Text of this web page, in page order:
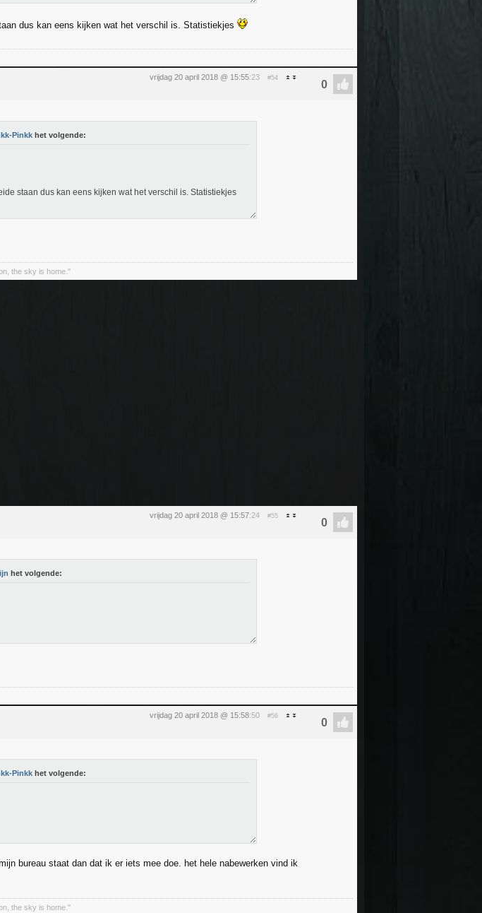
dus kan eens kijken wat het verschil is. Statistiekjes
vrijdag 20 april 2018 @ 15:55:23 #54
Pinkk het volgende:
staan dus kan eens kijken wat het verschil is. Statistiekjes
the sky is home."
vrijdag 20 april 2018 @ 15:57:24 #55
het volgende:
vrijdag 20 april 2018 @ 15:58:50 #56
Pinkk het volgende:
bureau staat dan dat ik er iets mee doe. het hele nabewerken vind ik
the sky is home."